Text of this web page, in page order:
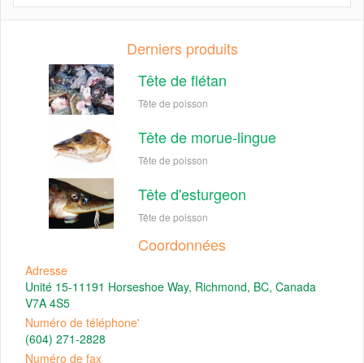
Derniers produits
Tête de flétan
Tête de poisson
Tête de morue-lingue
Tête de poisson
Tête d'esturgeon
Tête de poisson
Coordonnées
Adresse
Unité 15-11191 Horseshoe Way, Richmond, BC, Canada
V7A 4S5
Numéro de téléphone'
(604) 271-2828
Numéro de fax